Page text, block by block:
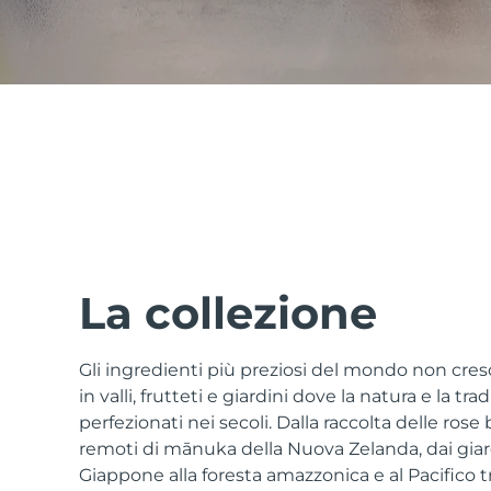
La collezione
Gli ingredienti più preziosi del mondo non
in valli, frutteti e giardini dove la natura e la
perfezionati nei secoli. Dalla raccolta delle rose
remoti di mānuka della Nuova Zelanda, dai
Giappone alla foresta amazzonica e al Pacifico
Offerte speciali Bestseller